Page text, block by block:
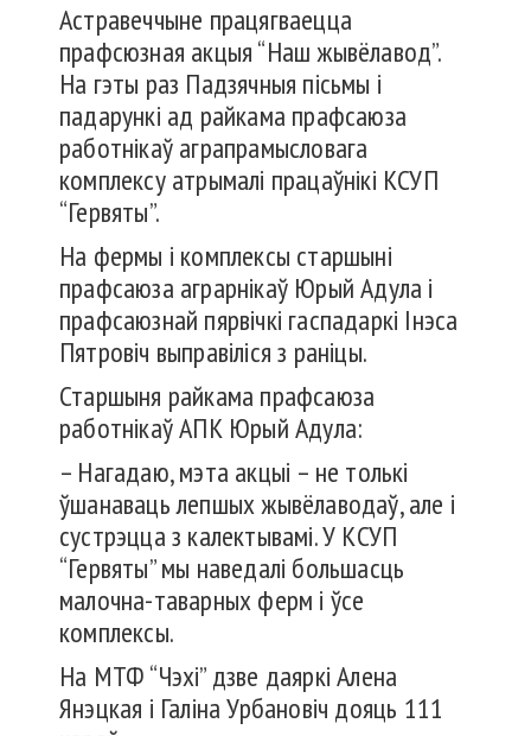
Астравеччыне працягваецца
прафсюзная акцыя “Наш жывёлавод”.
На гэты раз Падзячныя пісьмы і
падарункі ад райкама прафсаюза
работнікаў аграпрамысловага
комплексу атрымалі працаўнікі КСУП
“Гервяты”.
На фермы і комплексы старшыні
прафсаюза аграрнікаў Юрый Адула і
прафсаюзнай пярвічкі гаспадаркі Інэса
Пятровіч выправіліся з раніцы.
Старшыня райкама прафсаюза
работнікаў АПК Юрый Адула:
– Нагадаю, мэта акцыі – не толькі
ўшанаваць лепшых жывёлаводаў, але і
сустрэцца з калектывамі. У КСУП
“Гервяты” мы наведалі большасць
малочна-таварных ферм і ўсе
комплексы.
На МТФ “Чэхі” дзве даяркі Алена
Янэцкая і Галіна Урбановіч дояць 111